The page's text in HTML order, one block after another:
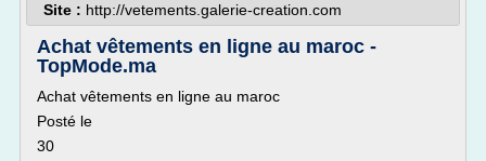
Site : http://vetements.galerie-creation.com
Achat vêtements en ligne au maroc -
TopMode.ma
Achat vêtements en ligne au maroc
Posté le
30